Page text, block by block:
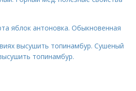
яблок антоновка. Обыкновенная
высушить топинамбур. Сушеный
топинамбур.